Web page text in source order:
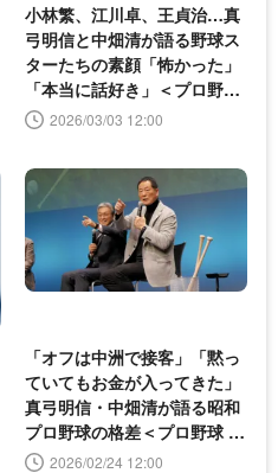
小林繁、江川卓、王貞治…真
弓明信と中畑清が語る野球ス
ターたちの素顔「怖かった」
「本当に話好き」＜プロ野球
レジェン堂＞
2026/03/03 12:00
「オフは中洲で接客」「黙っ
ていてもお金が入ってきた」
真弓明信・中畑清が語る昭和
プロ野球の格差＜プロ野球 レ
ジェン堂＞
2026/02/24 12:00